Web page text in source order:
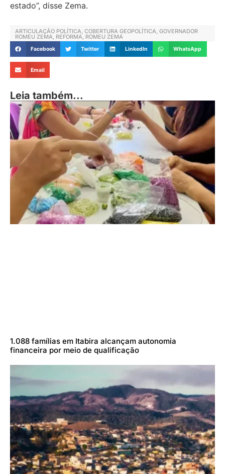
estado”, disse Zema.
ARTICULAÇÃO POLÍTICA COBERTURA GEOPOLÍTICA GOVERNADOR
ROMEU ZEMA REFORMA ROMEU ZEMA
Facebook Twitter LinkedIn WhatsApp
Email
Leia também...
1.088 famílias em Itabira alcançam autonomia
financeira por meio de qualificação